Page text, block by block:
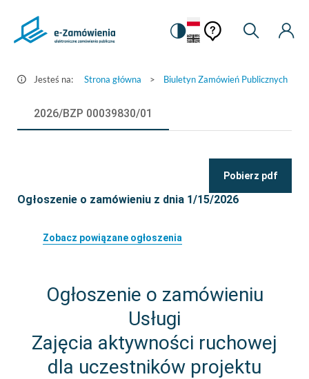
Szczegóły
e-
Ustawienia
Zmiana
na
kontrastową
Pomoc
kontekstowa
Pomoc
Moje
Jesteś na: Strona główna > Biuletyn Zamówień Publicznych
2026/BZP 00039830/01
Pobierz pdf
Ogłoszenie o zamówieniu z dnia 1/15/2026
Zobacz powiązane ogłoszenia
Ogłoszenie o zamówieniu
Usługi
Zajęcia aktywności ruchowej
dla uczestników projektu